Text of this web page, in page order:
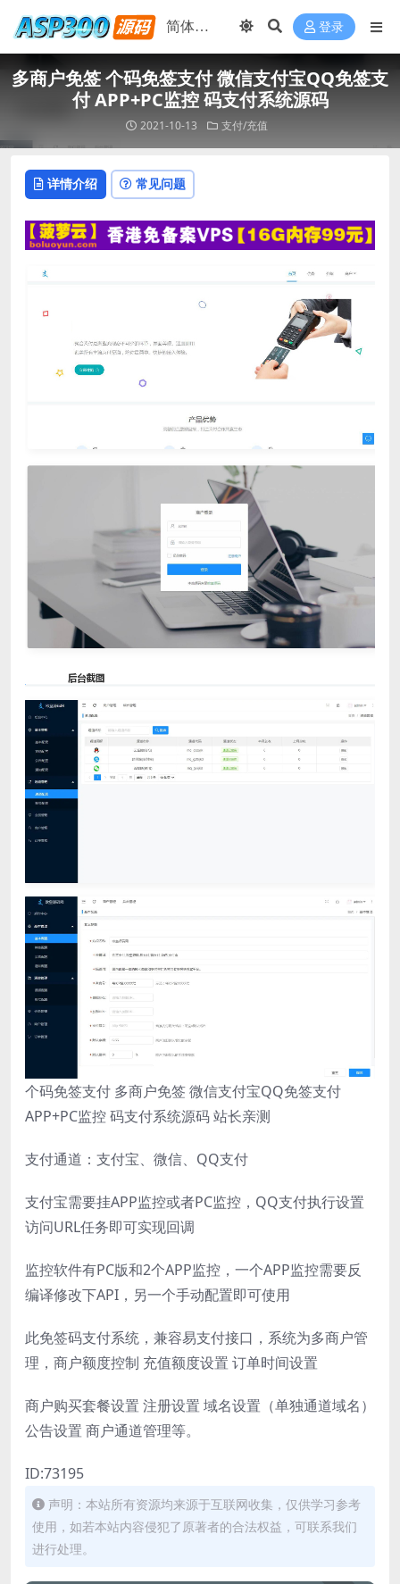
登录
多商户免签 个码免签支付 微信支付宝QQ免签支
付 APP+PC监控 码支付系统源码
2021-10-13 支付/充值
详情介绍 常见问题
个码免签支付 多商户免签 微信支付宝QQ免签支付
APP+PC监控 码支付系统源码 站长亲测
支付通道：支付宝、微信、QQ支付
支付宝需要挂APP监控或者PC监控，QQ支付执行设置
访问URL任务即可实现回调
监控软件有PC版和2个APP监控，一个APP监控需要反
编译修改下API，另一个手动配置即可使用
此免签码支付系统，兼容易支付接口，系统为多商户管
理，商户额度控制 充值额度设置 订单时间设置
商户购买套餐设置 注册设置 域名设置（单独通道域名）
公告设置 商户通道管理等。
ID:73195
声明：本站所有资源均来源于互联网收集，仅供学习参考
使用，如若本站内容侵犯了原著者的合法权益，可联系我们
进行处理。